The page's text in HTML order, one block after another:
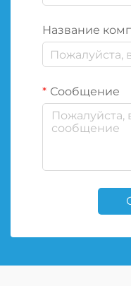
Название
Сообщение